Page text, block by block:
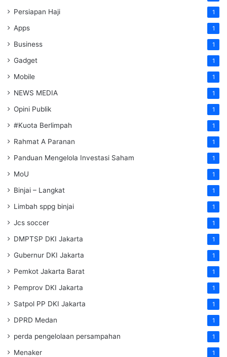
Persiapan Haji 1
Apps 1
Business 1
Gadget 1
Mobile 1
NEWS MEDIA 1
Opini Publik 1
#Kuota Berlimpah 1
Rahmat A Paranan 1
Panduan Mengelola Investasi Saham 1
MoU 1
Binjai – Langkat 1
Limbah sppg binjai 1
Jcs soccer 1
DMPTSP DKI Jakarta 1
Gubernur DKI Jakarta 1
Pemkot Jakarta Barat 1
Pemprov DKI Jakarta 1
Satpol PP DKI Jakarta 1
DPRD Medan 1
perda pengelolaan persampahan 1
Menaker 1